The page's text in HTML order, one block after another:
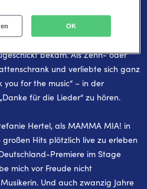
Popband geht bis in ihre
wurde Stefanie Hertel durch die
die die Musik von einer
bekam. Als Zehn- oder
und verliebte sich ganz
you for the music“ – in der
für die Lieder“ zu hören.
Hertel, als MAMMA MIA! in
Hits plötzlich live zu erleben
Premiere im Stage
mich vor Freude nicht
Und auch zwanzig Jahre
OK